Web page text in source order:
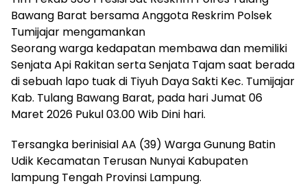
hidup,
hiburan,
bebas
dari
SARA,
narkoba
dan
berita
asusila
Cetak
dan
Online
Bawang Barat bersama Anggota Reskrim Polsek
Tumijajar mengamankan
Seorang warga kedapatan membawa dan memiliki
Senjata Api Rakitan serta Senjata Tajam saat berada
di sebuah lapo tuak di Tiyuh Daya Sakti Kec. Tumijajar
Kab. Tulang Bawang Barat, pada hari Jumat 06
Maret 2026 Pukul 03.00 Wib Dini hari.
Tersangka berinisial AA (39) Warga Gunung Batin
Udik Kecamatan Terusan Nunyai Kabupaten
lampung Tengah Provinsi Lampung.